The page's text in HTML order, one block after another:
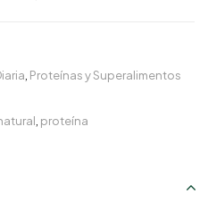
Proteínas y Superalimentos
proteína